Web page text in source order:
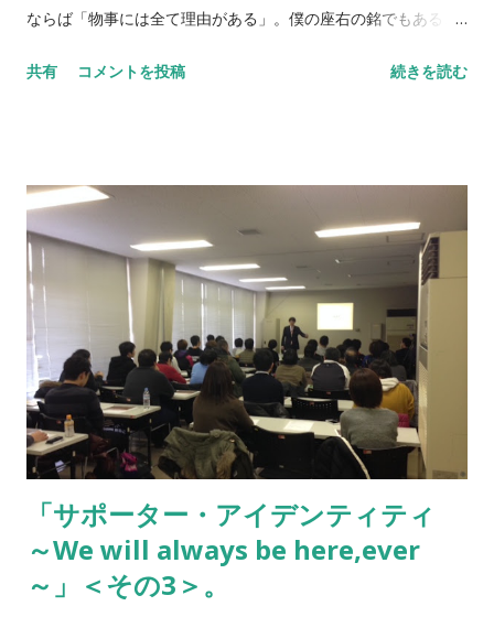
ました。新商品の開発もままならず未だ実店舗すらも実現でき
ます。引き続きご指導ご鞭撻のほど、よろしくお願いいたしま
ならば「物事には全て理由がある」。僕の座右の銘でもあるこ
ーショップ蹴球堂の新たな店舗場所について様々調査をしてき
している。 そんな中、今年は例年以上に数多くの素晴らしい
方々と出会いそしてたくさんの刺激も頂戴した。超絶鈍感なこ
の僕がその刺激の「真の意味」をしっかりと受け止められてい
るかは不明だが、それでも、少しでも前に進む力として全身を
駆け巡っているのではないかと思っているのだ。 早いものでも
う五十路となる2020年。明日から始まる来年に向けてどのよう
に目標を立てていくのか。元来いい加減な人間としては、それ
ほど明確に何かを考えているわけでもない。家族が幸せで、セ
レッソ大阪が良い成績で、アミーゴに幸福が訪れてくれればそ
れで良いかとも思う。 ふたつほど訂正がある。僕のタスクアプ
リには「死ぬまでに必ず行きたいところ」というリストが存在
する。詳細は割愛するが、2020年はここに現存する二十箇所の
いくつかへ訪れることができればそれで良い。あと、できれ
ば、生活できるだけのほんの僅かの買い物券と金属のコイン。
共有 コメントを投稿 続きを読む
「サポーター・アイデンティティ
～We will always be here,ever
～」＜その3＞。